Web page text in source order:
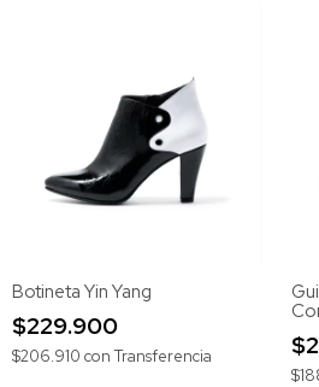
Botineta Yin Yang
$229.900
$206.910 con Transferencia